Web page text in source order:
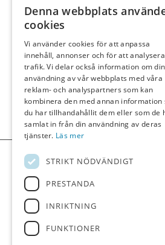
Mer
som i
Kortare
spela 18
Om du
Denna webbplats
cookies
Vi använder cookies för att anpassa
innehåll, annonser och för att
trafik. Vi delar också information om din
användning av vår webbplats med våra
reklam- och analyspartners som kan
kombinera den med annan information
du har tillhandahållit dem eller som de
samlat in från din användning av deras
tjänster. Läs mer
STRIKT NÖDVÄNDIGT
PRESTANDA
INRIKTNING
FUNKTIONER